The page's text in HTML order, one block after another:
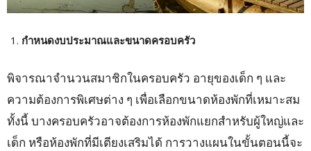
กำหนดงบประมาณและขนาดครอบครัว
พิจารณาจำนวนสมาชิกในครอบครัว อายุของเด็ก ๆ และ
ความต้องการพิเศษต่าง ๆ เพื่อเลือกขนาดห้องพักที่เหมาะสม
ทั้งนี้ บางครอบครัวอาจต้องการห้องพักแยกสำหรับผู้ใหญ่และ
เด็ก หรือห้องพักที่มีเตียงเสริมได้ การวางแผนในขั้นตอนนี้จะ